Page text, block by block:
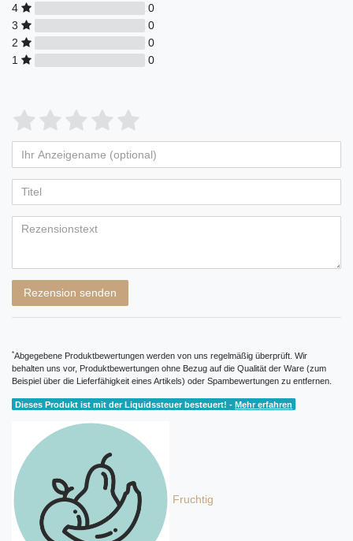
4
0
3
0
2
0
1
0
Bewertungssterne
von
5
Bewertungssternen
4
von
5
Bewertungssternen
3
von
5
Bewertungssternen
2
von
5
Bewertungssternen
1
von
5
Bewertungssternen
Anzeigename
(optional)
Rezension senden
*Abgegebene Produktbewertungen werden von uns regelmäßig überprüft. Wir
behalten uns vor, Produktbewertungen ohne Bezug auf die Qualität der Ware (zum
Beispiel über die Lieferfähigkeit eines Artikels) oder Spambewertungen zu entfernen.
Dieses Produkt ist mit der Liquidssteuer besteuert! -Mehr erfahren
Fruchtig